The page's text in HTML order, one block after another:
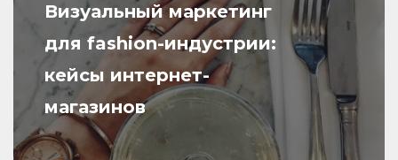
Визуальный маркетинг
для fashion-индустрии:
кейсы интернет-
магазинов